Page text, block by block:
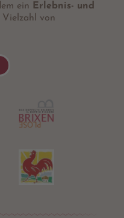
ein
Erlebnis- und
von